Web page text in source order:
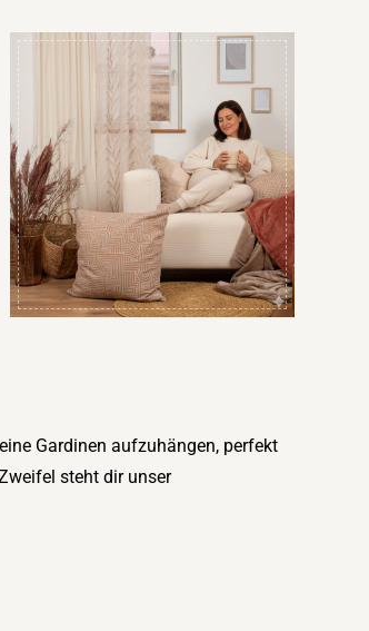
Gardinen aufzuhängen, perfekt
steht dir unser